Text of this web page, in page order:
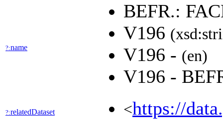
?:name
BEFR.:
V196
V196 - (en)
V196 -
?:relatedDataset <https://